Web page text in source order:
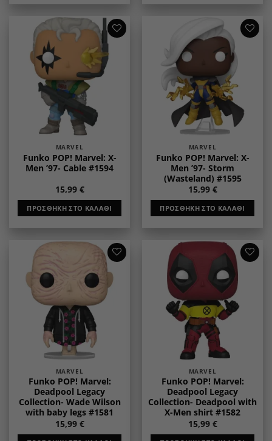
Add to
wishlist
MARVEL
Funko POP! Marvel: X-
Men ’97- Cable #1594
15,99 €
ΠΡΟΣΘΉΚΗ ΣΤΟ ΚΑΛΆΘΙ
wishlist
MARVEL
Funko POP! Marvel: X-
Men ’97- Storm
(Wasteland) #1595
15,99 €
ΠΡΟΣΘΉΚΗ ΣΤΟ ΚΑΛΆΘΙ
Add to
wishlist
MARVEL
Funko POP! Marvel:
Deadpool Legacy
Collection- Wade Wilson
with baby legs #1581
15,99 €
Add to
wishlist
MARVEL
Funko POP! Marvel:
Deadpool Legacy
Collection- Deadpool with
X-Men shirt #1582
15,99 €